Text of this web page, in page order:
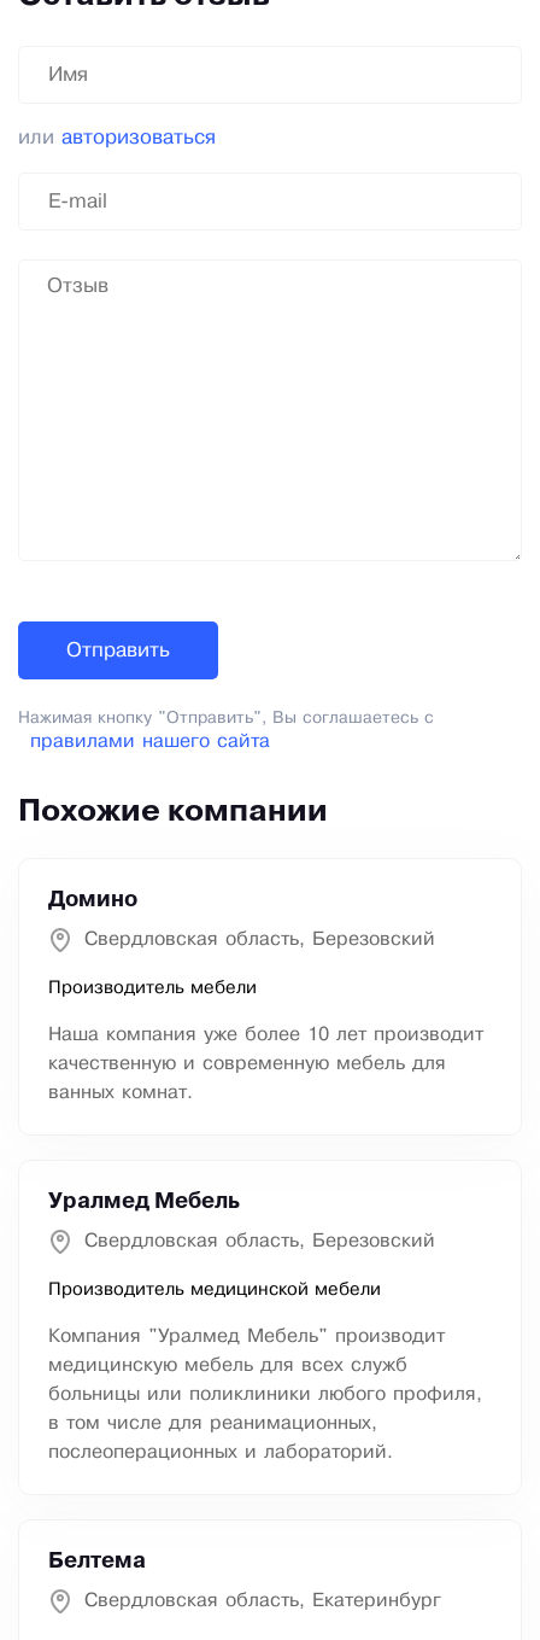
или авторизоваться
Нажимая кнопку "Отправить", Вы соглашаетесь с
правилами нашего сайта
Похожие компании
Домино
Свердловская область, Березовский
Производитель мебели
Наша компания уже более 10 лет производит
качественную и современную мебель для
ванных комнат.
Уралмед Мебель
Свердловская область, Березовский
Производитель медицинской мебели
Компания "Уралмед Мебель" производит
медицинскую мебель для всех служб
больницы или поликлиники любого профиля,
в том числе для реанимационных,
послеоперационных и лабораторий.
Белтема
Свердловская область, Екатеринбург